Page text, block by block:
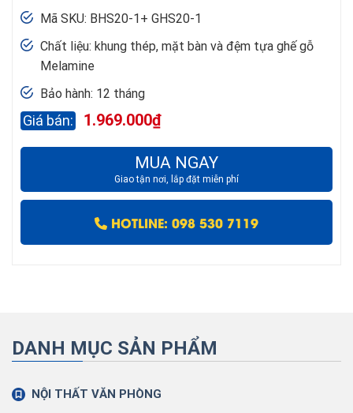
Mã SKU: BHS20-1+ GHS20-1
Chất liệu: khung thép, mặt bàn và đệm tựa ghế gỗ
Melamine
Bảo hành: 12 tháng
1.969.000₫
MUA NGAY
Giao tận nơi, lắp đặt miễn phí
HOTLINE: 098 530 7119
DANH MỤC SẢN PHẨM
NỘI THẤT VĂN PHÒNG